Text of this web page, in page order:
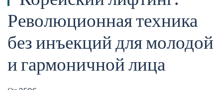
Революционная техника
без инъекций для молодой
и гармоничной лица